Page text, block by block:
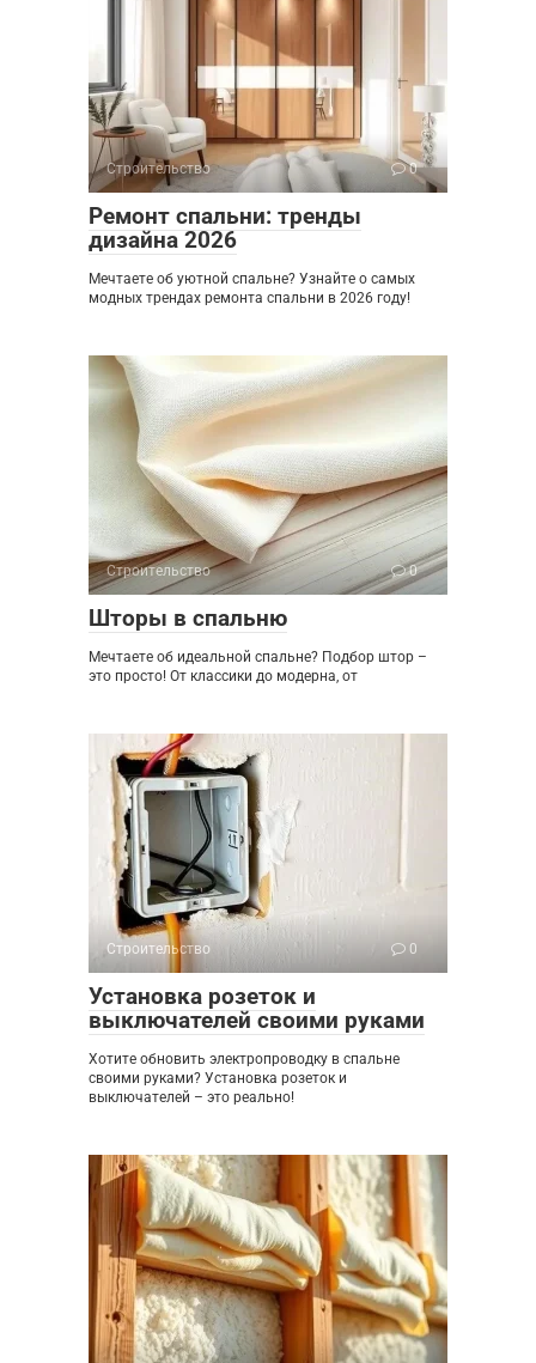
Строительство 0
Ремонт спальни: тренды
дизайна 2026
Мечтаете об уютной спальне? Узнайте о самых
модных трендах ремонта спальни в 2026 году!
Строительство 0
Шторы в спальню
Мечтаете об идеальной спальне? Подбор штор –
это просто! От классики до модерна, от
Строительство 0
Установка розеток и
выключателей своими руками
Хотите обновить электропроводку в спальне
своими руками? Установка розеток и
выключателей – это реально!